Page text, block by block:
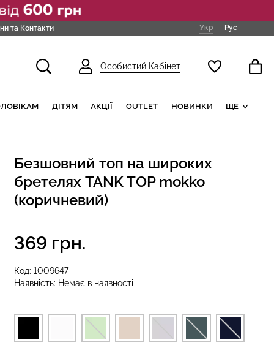
та Контакти Укр Рус
Особистий Кабінет
ДІТЯМ АКЦІЇ OUTLET НОВИНКИ ЩЕ
Безшовний топ на широких
бретелях TANK TOP mokko
(коричневий)
Код: 1009647
Наявність: Немає в наявності
369 грн.
з
BRASILIAN
black (чорний)
Безшовні стрінги STRING
BRIEFS (чорний) Giulia